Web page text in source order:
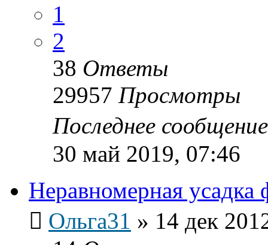
1
2
38 Ответы
29957 Просмотры
Последнее
30 май 2019, 07:46
Неравномерная
Ольга31 » 14 дек